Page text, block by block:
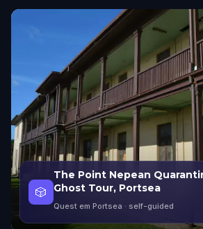
🎲
The Point Nepean
Ghost Tour, Portsea
Quest em Portsea · self-guided